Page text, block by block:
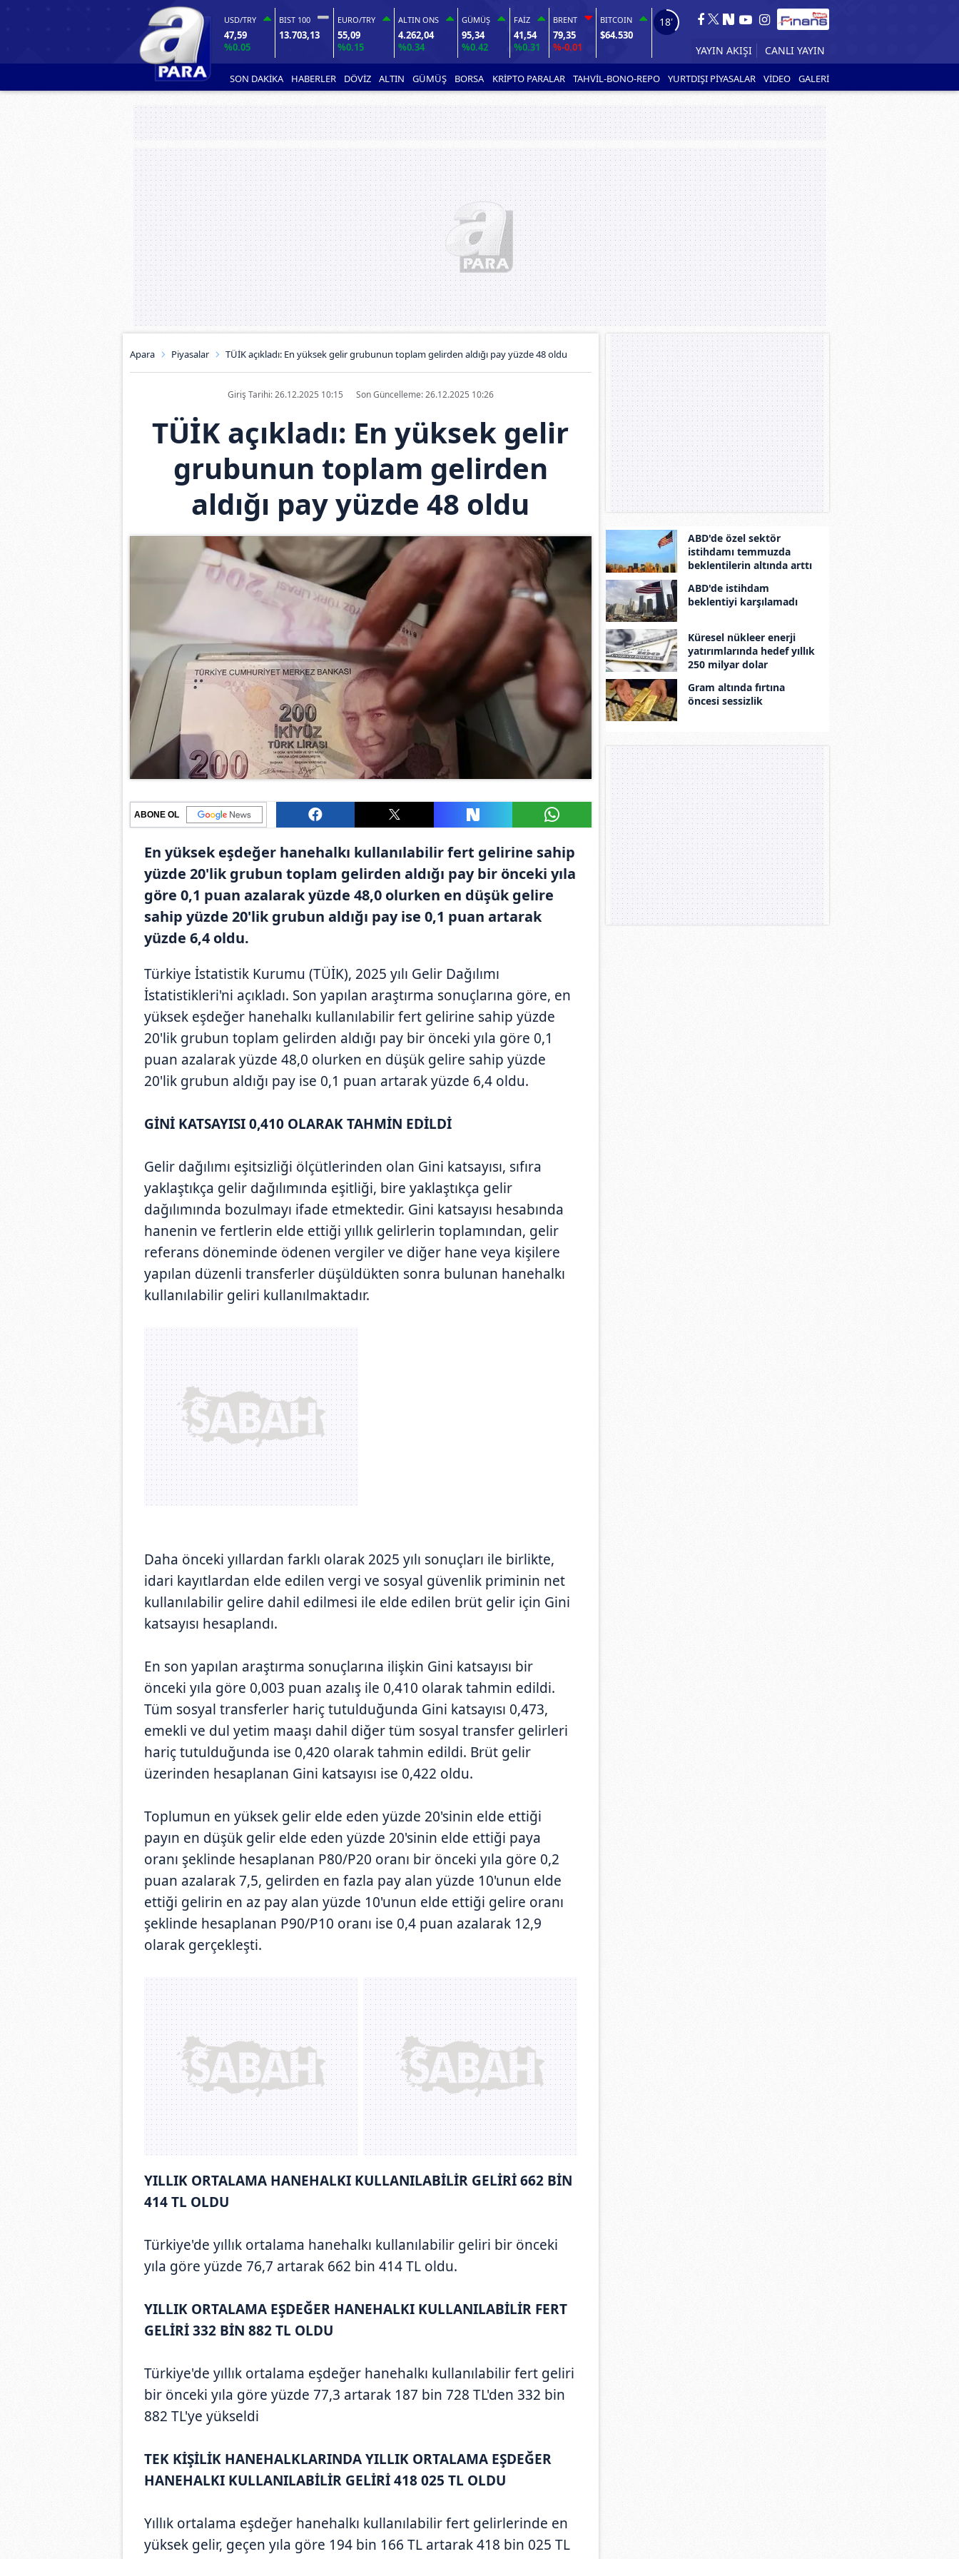
USD/TRY
47,59
%0.05
BIST 100
13.703,13
EURO/TRY
55,09
%0.15
ALTIN ONS
4.262,04
%0.34
GÜMÜŞ
95,34
%0.42
FAİZ
41,54
%0.31
BRENT
79,35
%-0.01
BITCOIN
$64.530
17'
YAYIN AKIŞI CANLI YAYIN
SON DAKİKA HABERLER DÖVİZ ALTIN GÜMÜŞ BORSA KRİPTO PARALAR TAHVİL-BONO-REPO YURTDIŞI PİYASALAR VİDEO GALERİ
Apara Piyasalar TÜİK açıkladı: En yüksek gelir grubunun toplam gelirden aldığı pay yüzde 48 oldu
Giriş Tarihi: 26.12.2025 10:15 Son Güncelleme: 26.12.2025 10:26
TÜİK açıkladı: En yüksek gelir
grubunun toplam gelirden
aldığı pay yüzde 48 oldu
ABONE OL
En yüksek eşdeğer hanehalkı kullanılabilir fert gelirine sahip
yüzde 20'lik grubun toplam gelirden aldığı pay bir önceki yıla
göre 0,1 puan azalarak yüzde 48,0 olurken en düşük gelire
sahip yüzde 20'lik grubun aldığı pay ise 0,1 puan artarak
yüzde 6,4 oldu.
Türkiye İstatistik Kurumu (TÜİK), 2025 yılı Gelir Dağılımı
İstatistikleri'ni açıkladı. Son yapılan araştırma sonuçlarına göre, en
yüksek eşdeğer hanehalkı kullanılabilir fert gelirine sahip yüzde
20'lik grubun toplam gelirden aldığı pay bir önceki yıla göre 0,1
puan azalarak yüzde 48,0 olurken en düşük gelire sahip yüzde
20'lik grubun aldığı pay ise 0,1 puan artarak yüzde 6,4 oldu.
GİNİ KATSAYISI 0,410 OLARAK TAHMİN EDİLDİ
Gelir dağılımı eşitsizliği ölçütlerinden olan Gini katsayısı, sıfıra
yaklaştıkça gelir dağılımında eşitliği, bire yaklaştıkça gelir
dağılımında bozulmayı ifade etmektedir. Gini katsayısı hesabında
hanenin ve fertlerin elde ettiği yıllık gelirlerin toplamından, gelir
referans döneminde ödenen vergiler ve diğer hane veya kişilere
yapılan düzenli transferler düşüldükten sonra bulunan hanehalkı
kullanılabilir geliri kullanılmaktadır.
Daha önceki yıllardan farklı olarak 2025 yılı sonuçları ile birlikte,
idari kayıtlardan elde edilen vergi ve sosyal güvenlik priminin net
kullanılabilir gelire dahil edilmesi ile elde edilen brüt gelir için Gini
katsayısı hesaplandı.
En son yapılan araştırma sonuçlarına ilişkin Gini katsayısı bir
önceki yıla göre 0,003 puan azalış ile 0,410 olarak tahmin edildi.
Tüm sosyal transferler hariç tutulduğunda Gini katsayısı 0,473,
emekli ve dul yetim maaşı dahil diğer tüm sosyal transfer gelirleri
hariç tutulduğunda ise 0,420 olarak tahmin edildi. Brüt gelir
üzerinden hesaplanan Gini katsayısı ise 0,422 oldu.
Toplumun en yüksek gelir elde eden yüzde 20'sinin elde ettiği
payın en düşük gelir elde eden yüzde 20'sinin elde ettiği paya
oranı şeklinde hesaplanan P80/P20 oranı bir önceki yıla göre 0,2
puan azalarak 7,5, gelirden en fazla pay alan yüzde 10'unun elde
ettiği gelirin en az pay alan yüzde 10'unun elde ettiği gelire oranı
şeklinde hesaplanan P90/P10 oranı ise 0,4 puan azalarak 12,9
olarak gerçekleşti.
YILLIK ORTALAMA HANEHALKI KULLANILABİLİR GELİRİ 662 BİN
414 TL OLDU
Türkiye'de yıllık ortalama hanehalkı kullanılabilir geliri bir önceki
yıla göre yüzde 76,7 artarak 662 bin 414 TL oldu.
YILLIK ORTALAMA EŞDEĞER HANEHALKI KULLANILABİLİR FERT
GELİRİ 332 BİN 882 TL OLDU
Türkiye'de yıllık ortalama eşdeğer hanehalkı kullanılabilir fert geliri
bir önceki yıla göre yüzde 77,3 artarak 187 bin 728 TL'den 332 bin
882 TL'ye yükseldi
TEK KİŞİLİK HANEHALKLARINDA YILLIK ORTALAMA EŞDEĞER
HANEHALKI KULLANILABİLİR GELİRİ 418 025 TL OLDU
Yıllık ortalama eşdeğer hanehalkı kullanılabilir fert gelirlerinde en
yüksek gelir, geçen yıla göre 194 bin 166 TL artarak 418 bin 025 TL
ABD'de özel sektör
istihdamı temmuzda
beklentilerin altında arttı
ABD'de istihdam
beklentiyi karşılamadı
Küresel nükleer enerji
yatırımlarında hedef yıllık
250 milyar dolar
Gram altında fırtına
öncesi sessizlik